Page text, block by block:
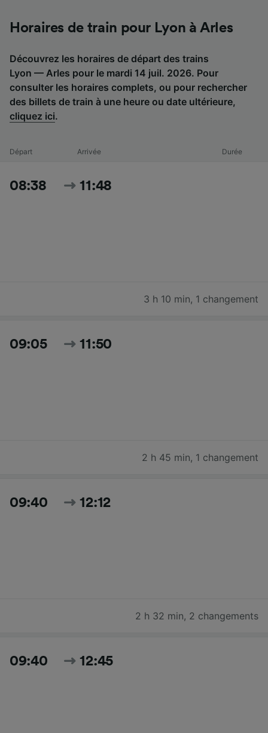
Horaires de train pour Lyon à Arles
Découvrez les horaires de départ des trains
Lyon — Arles pour le mardi 14 juil. 2026. Pour
consulter les horaires complets, ou pour rechercher
des billets de train à une heure ou date ultérieure,
cliquez ici.
Départ Arrivée Durée
08:38 11:48
3 h 10 min, 1 changement
09:05 11:50
2 h 45 min, 1 changement
09:40 12:12
2 h 32 min, 2 changements
09:40 12:45